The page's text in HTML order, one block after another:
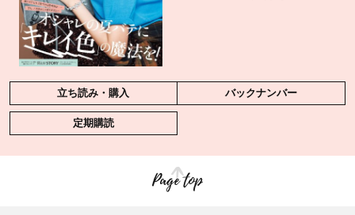
立ち読み・購入 バックナンバー
定期購読
Page top